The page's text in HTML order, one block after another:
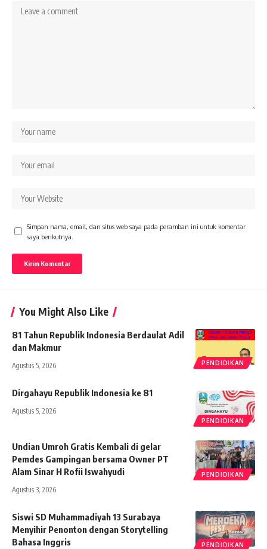
Simpan nama, email, dan situs web saya pada peramban ini untuk komentar
saya berikutnya.
You Might Also Like
PENDIDIKAN
81 Tahun Republik Indonesia Berdaulat Adil
dan Makmur
Agustus 5, 2026
PENDIDIKAN
Dirgahayu Republik Indonesia ke 81
Agustus 5, 2026
PENDIDIKAN
Undian Umroh Gratis Kembali di gelar
Pemdes Gampingan bersama Owner PT
Alam Sinar H Rofii Iswahyudi
Agustus 3, 2026
PENDIDIKAN
Siswi SD Muhammadiyah 13 Surabaya
Menyihir Penonton dengan Storytelling
Bahasa Inggris